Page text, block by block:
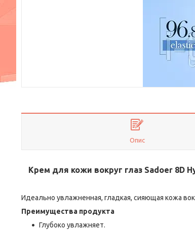
Опис
Крем для кожи вокруг глаз Sadoer 8D
Идеально увлажненная, гладкая, сияющая кожа
Преимущества продукта
Глубоко увлажняет.